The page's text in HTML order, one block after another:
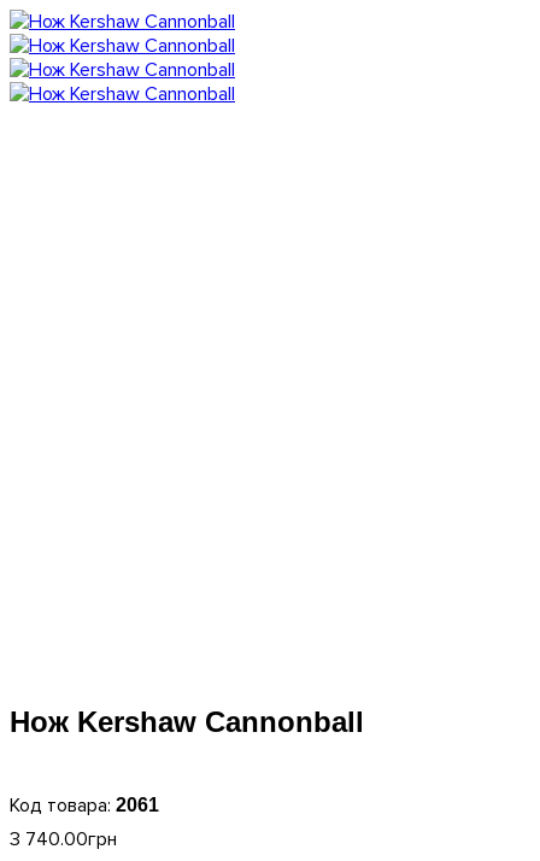
Нож Kershaw Cannonball
2061
3 740.00грн